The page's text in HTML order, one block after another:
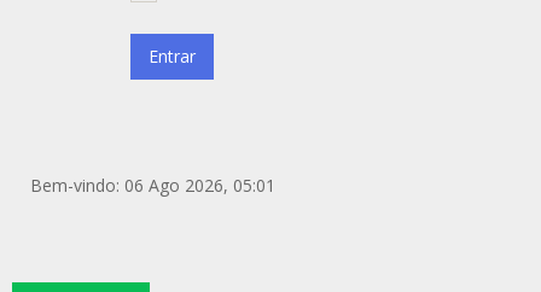
Bem-vindo: 06 Ago 2026, 05:01